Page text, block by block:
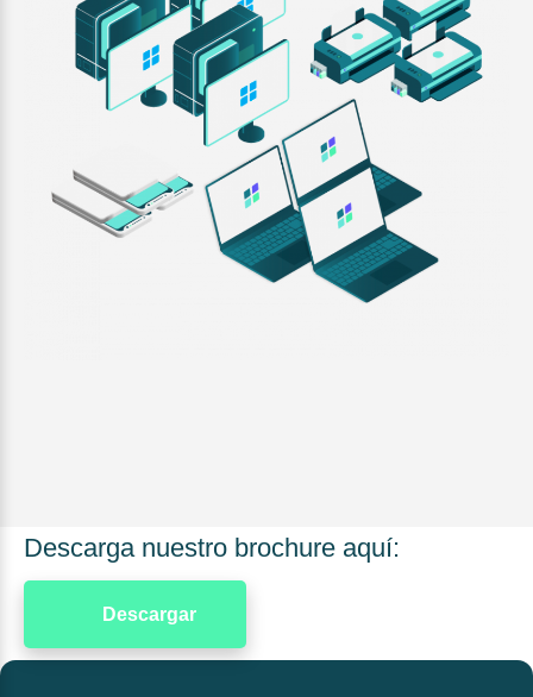
Descarga nuestro brochure aquí:
Descargar